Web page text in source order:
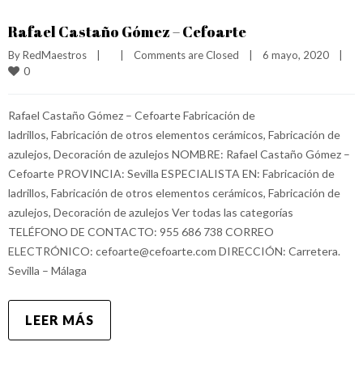
Rafael Castaño Gómez – Cefoarte
By RedMaestros Comments are Closed 6 mayo, 2020
0
Rafael Castaño Gómez – Cefoarte Fabricación de
ladrillos, Fabricación de otros elementos cerámicos, Fabricación de
azulejos, Decoración de azulejos NOMBRE: Rafael Castaño Gómez –
Cefoarte PROVINCIA: Sevilla ESPECIALISTA EN: Fabricación de
ladrillos, Fabricación de otros elementos cerámicos, Fabricación de
azulejos, Decoración de azulejos Ver todas las categorías
TELÉFONO DE CONTACTO: 955 686 738 CORREO
ELECTRÓNICO: cefoarte@cefoarte.com DIRECCIÓN: Carretera.
Sevilla – Málaga
LEER MÁS